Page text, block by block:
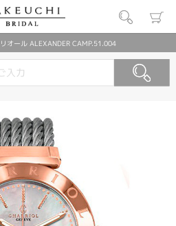
オール ALEXANDER CAMP.51.004